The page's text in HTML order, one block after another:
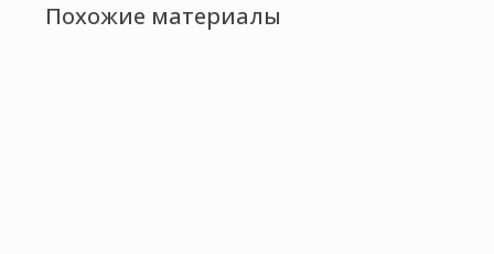
Похожие материалы